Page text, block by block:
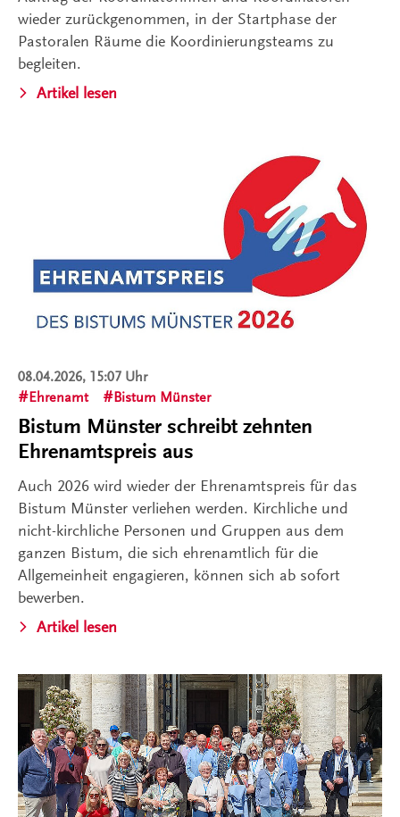
wieder zurückgenommen, in der Startphase der
Pastoralen Räume die Koordinierungsteams zu
begleiten.
Artikel lesen
08.04.2026, 15:07 Uhr
Ehrenamt
Bistum Münster
Bistum Münster schreibt zehnten
Ehrenamtspreis aus
Auch 2026 wird wieder der Ehrenamtspreis für das
Bistum Münster verliehen werden. Kirchliche und
nicht-kirchliche Personen und Gruppen aus dem
ganzen Bistum, die sich ehrenamtlich für die
Allgemeinheit engagieren, können sich ab sofort
bewerben.
Artikel lesen